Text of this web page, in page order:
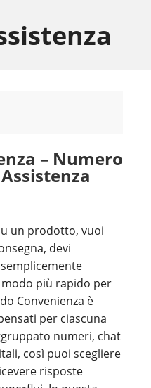
– Numero
un prodotto, vuoi
devi
più rapido per
Convenienza è
per ciascuna
numeri, chat
così puoi scegliere
risposte